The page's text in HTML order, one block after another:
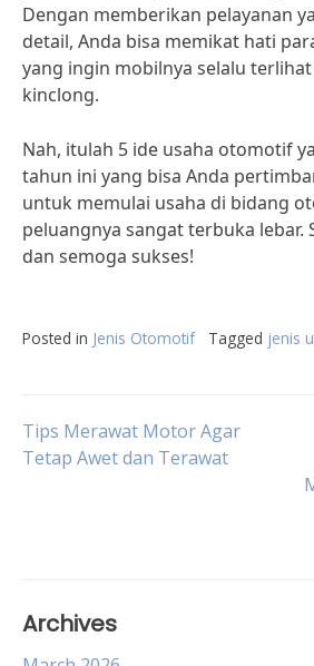
Dengan memberikan pelayanan
detail, Anda bisa memikat hati
yang ingin mobilnya selalu
kinclong.
Nah, itulah 5 ide usaha otomotif
tahun ini yang bisa Anda
untuk memulai usaha di bidang
peluangnya sangat terbuka lebar.
dan semoga sukses!
Posted in Jenis Otomotif Tagged jenis
Post
Tips Merawat Motor Agar
Tetap Awet dan Terawat
Archives